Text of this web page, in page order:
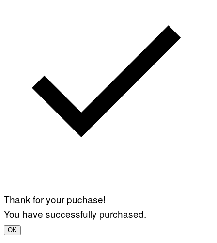
Thank for your puchase!
You have successfully purchased.
OK